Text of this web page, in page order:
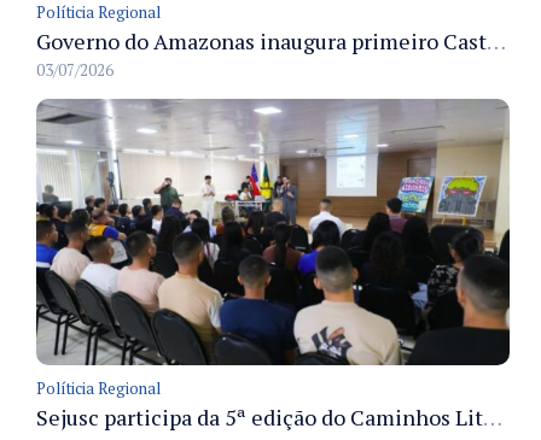
Políticia Regional
Governo do Amazonas inaugura primeiro Castramóvel Fluvial para atendimento veterinário às comunidades ribeirinhas e castração gratuita
03/07/2026
Políticia Regional
Sejusc participa da 5ª edição do Caminhos Literários com foco na cultura hip-hop nas unidades socioeducativas